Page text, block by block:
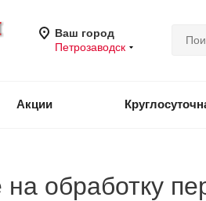
Ваш город
Петрозаводск
Акции
обработку